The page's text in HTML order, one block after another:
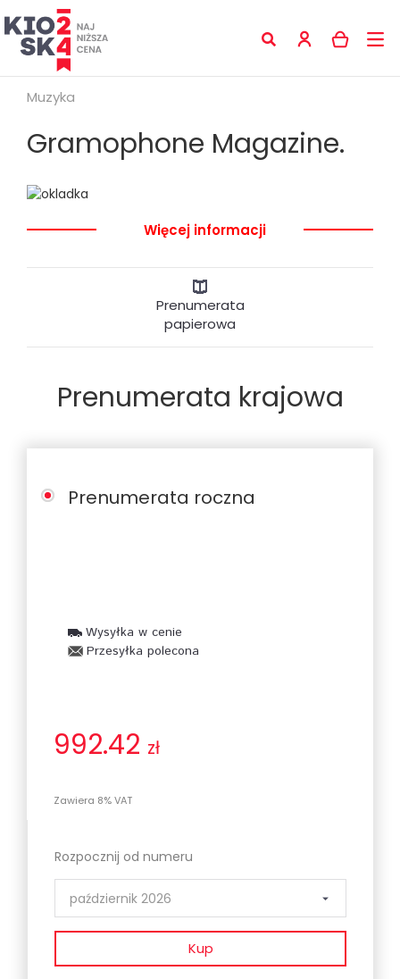
Muzyka
Gramophone Magazine.
Więcej informacji
Prenumerata
papierowa
Prenumerata krajowa
Prenumerata roczna
Wysyłka w cenie
Przesyłka polecona
992.42 zł
Zawiera 8% VAT
Rozpocznij od numeru
Kup